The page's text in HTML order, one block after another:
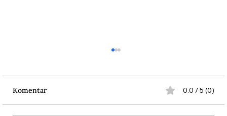
Komentar 0.0 / 5 (0)